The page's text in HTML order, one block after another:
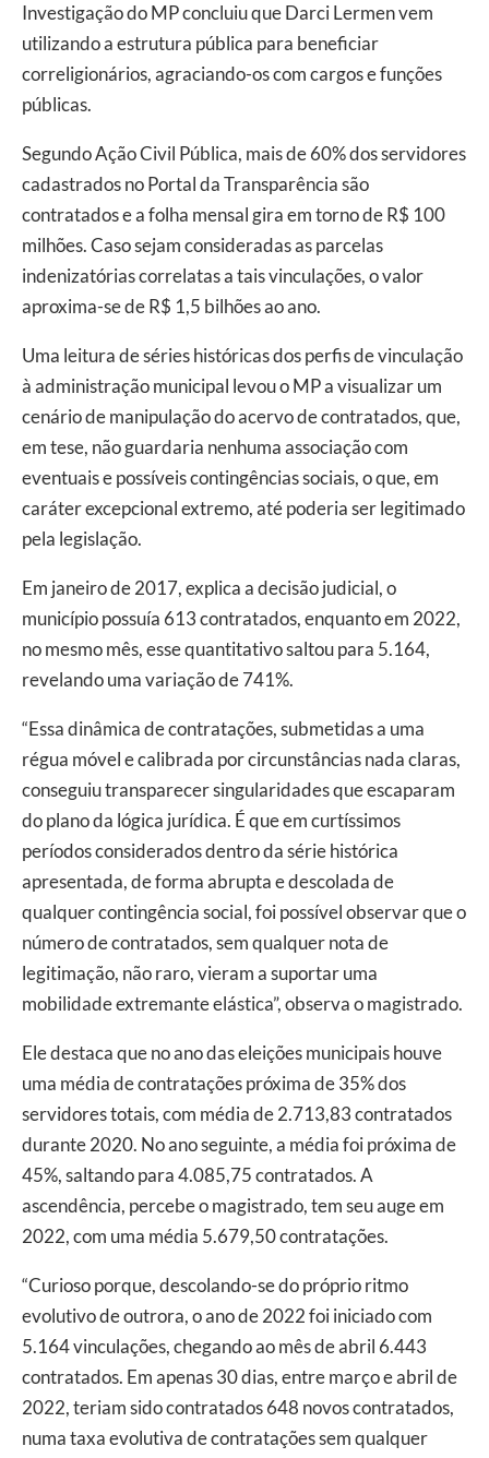
Investigação do MP concluiu que Darci Lermen vem
utilizando a estrutura pública para beneficiar
correligionários, agraciando-os com cargos e funções
públicas.
Segundo Ação Civil Pública, mais de 60% dos servidores
cadastrados no Portal da Transparência são
contratados e a folha mensal gira em torno de R$ 100
milhões. Caso sejam consideradas as parcelas
indenizatórias correlatas a tais vinculações, o valor
aproxima-se de R$ 1,5 bilhões ao ano.
Uma leitura de séries históricas dos perfis de vinculação
à administração municipal levou o MP a visualizar um
cenário de manipulação do acervo de contratados, que,
em tese, não guardaria nenhuma associação com
eventuais e possíveis contingências sociais, o que, em
caráter excepcional extremo, até poderia ser legitimado
pela legislação.
Em janeiro de 2017, explica a decisão judicial, o
município possuía 613 contratados, enquanto em 2022,
no mesmo mês, esse quantitativo saltou para 5.164,
revelando uma variação de 741%.
“Essa dinâmica de contratações, submetidas a uma
régua móvel e calibrada por circunstâncias nada claras,
conseguiu transparecer singularidades que escaparam
do plano da lógica jurídica. É que em curtíssimos
períodos considerados dentro da série histórica
apresentada, de forma abrupta e descolada de
qualquer contingência social, foi possível observar que o
número de contratados, sem qualquer nota de
legitimação, não raro, vieram a suportar uma
mobilidade extremante elástica”, observa o magistrado.
Ele destaca que no ano das eleições municipais houve
uma média de contratações próxima de 35% dos
servidores totais, com média de 2.713,83 contratados
durante 2020. No ano seguinte, a média foi próxima de
45%, saltando para 4.085,75 contratados. A
ascendência, percebe o magistrado, tem seu auge em
2022, com uma média 5.679,50 contratações.
“Curioso porque, descolando-se do próprio ritmo
evolutivo de outrora, o ano de 2022 foi iniciado com
5.164 vinculações, chegando ao mês de abril 6.443
contratados. Em apenas 30 dias, entre março e abril de
2022, teriam sido contratados 648 novos contratados,
numa taxa evolutiva de contratações sem qualquer